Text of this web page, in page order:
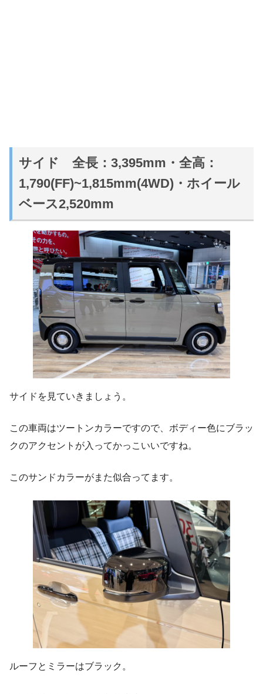
サイド 全長：3,395mm・全高：
1,790(FF)~1,815mm(4WD)・ホイール
ベース2,520mm
サイドを見ていきましょう。
この車両はツートンカラーですので、ボディー色にブラッ
クのアクセントが入ってかっこいいですね。
このサンドカラーがまた似合ってます。
ルーフとミラーはブラック。